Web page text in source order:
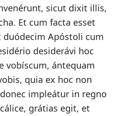
sicut dixit illis,
Et cum facta esset
Apóstoli cum
desiderávi hoc
vobíscum, ántequam
quia ex hoc non
impleátur in regno
grátias egit, et